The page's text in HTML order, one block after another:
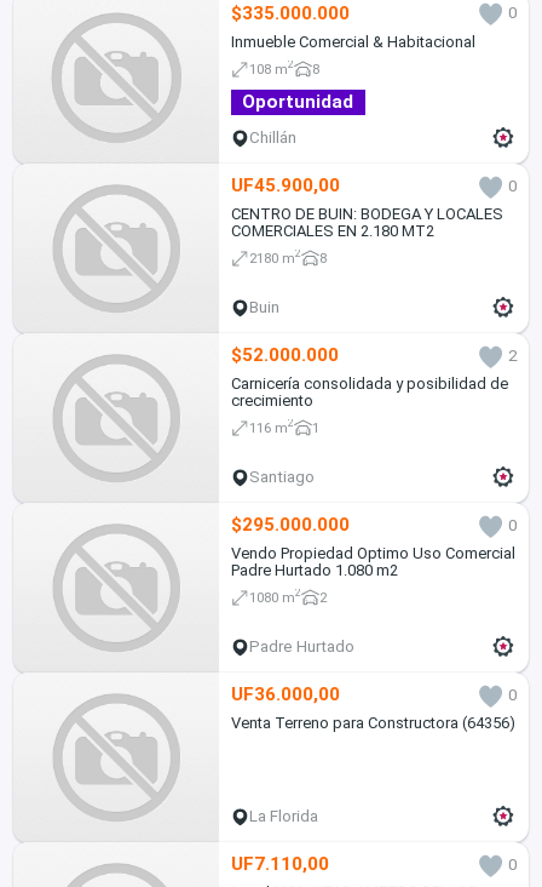
$335.000.000
0
Inmueble Comercial & Habitacional
108 m2 8
Oportunidad
Chillán
UF45.900,00
0
CENTRO DE BUIN: BODEGA Y LOCALES
COMERCIALES EN 2.180 MT2
2180 m2 8
Buin
$52.000.000
2
Carnicería consolidada y posibilidad de
crecimiento
116 m2 1
Santiago
$295.000.000
0
Vendo Propiedad Optimo Uso Comercial
Padre Hurtado 1.080 m2
1080 m2 2
Padre Hurtado
UF36.000,00
0
Venta Terreno para Constructora (64356)
La Florida
UF7.110,00
0